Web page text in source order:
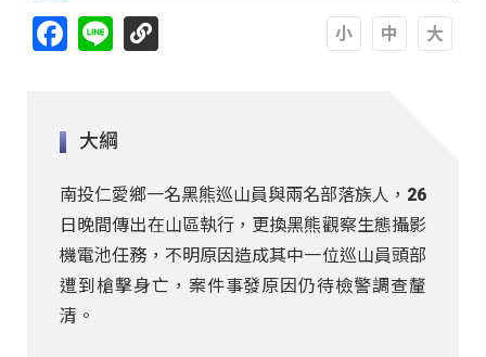
Facebook
Line
大綱
南投仁愛鄉一名黑熊巡山員與兩名部落族人，26
日晚間傳出在山區執行，更換黑熊觀察生態攝影
機電池任務，不明原因造成其中一位巡山員頭部
遭到槍擊身亡，案件事發原因仍待檢警調查釐
清。